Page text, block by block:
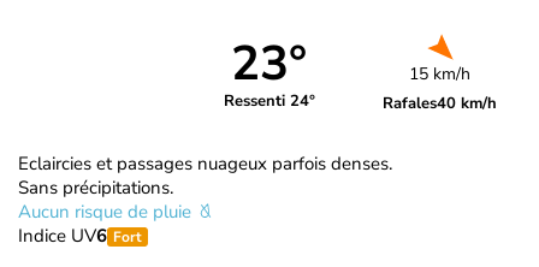
23°
Ressenti 24°
15 km/h
Rafales40 km/h
Eclaircies et passages nuageux parfois denses.
Sans précipitations.
Aucun risque de pluie
Indice UV6 Fort